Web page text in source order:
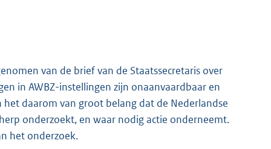
van de brief van de Staatssecretaris over
in AWBZ-instellingen zijn onaanvaardbaar en
daarom van groot belang dat de Nederlandse
onderzoekt, en waar nodig actie onderneemt.
het onderzoek.